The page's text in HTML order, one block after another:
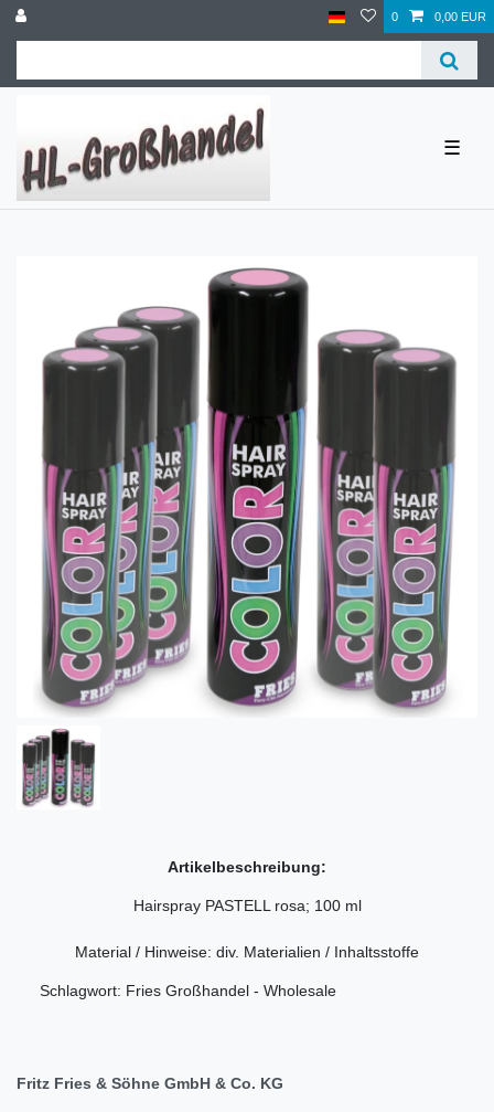
0 0,00 EUR
☰
Artikelbeschreibung:
Hairspray PASTELL rosa; 100 ml
Material / Hinweise: div. Materialien / Inhaltsstoffe
Schlagwort: Fries Großhandel - Wholesale
Fritz Fries & Söhne GmbH & Co. KG